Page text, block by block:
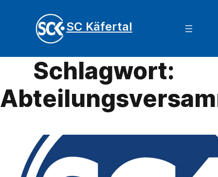
SC Käfertal
Schlagwort: